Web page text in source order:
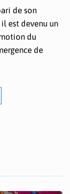
de son
est devenu un
du
de